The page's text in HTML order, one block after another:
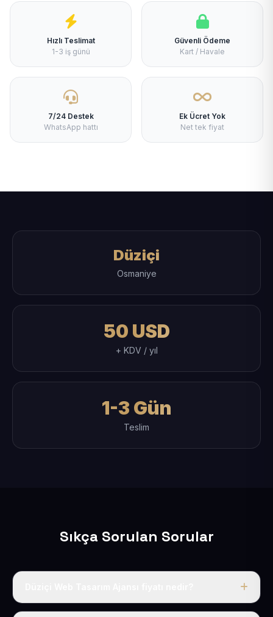
Hızlı Teslimat
1-3 iş günü
Güvenli Ödeme
Kart / Havale
7/24 Destek
WhatsApp hattı
Ek Ücret Yok
Net tek fiyat
Düziçi
Osmaniye
50 USD
+ KDV / yıl
1-3 Gün
Teslim
Sıkça Sorulan Sorular
Tek fiyat uygulanır: yıllık 50 USD + KDV. Bu bedele alan